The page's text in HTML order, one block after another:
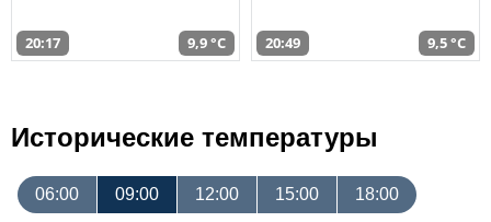
20:17 9,9 °C 20:49 9,5 °C
Исторические температуры
06:00 09:00 12:00 15:00 18:00